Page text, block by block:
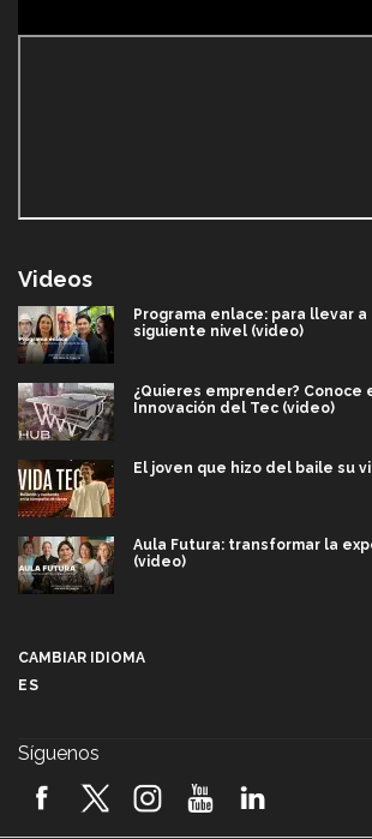
Videos
Programa enlace: para llevar
siguiente nivel (video)
¿Quieres emprender? Conoce
Innovación del Tec (video)
El joven que hizo del baile su
Aula Futura: transformar la
(video)
2026! (video)
CAMBIAR IDIOMA
ES
Síguenos